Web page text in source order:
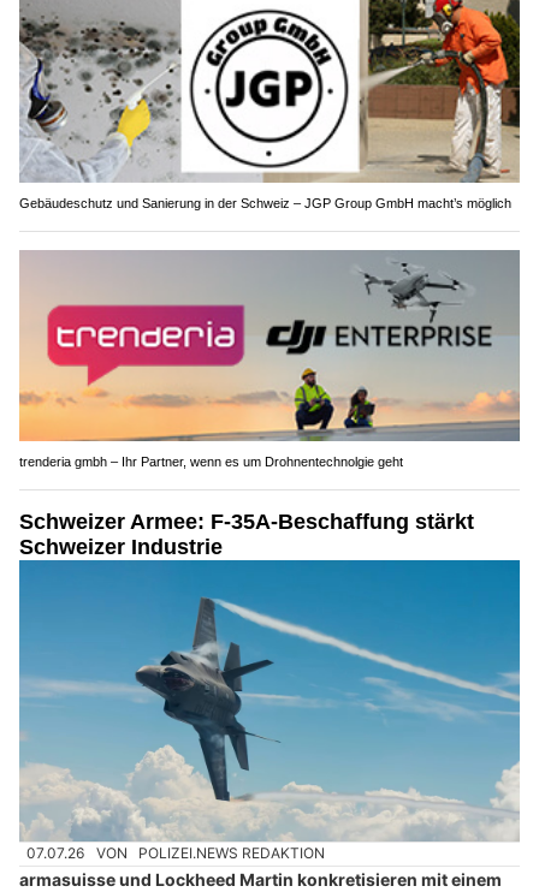
Gebäudeschutz und Sanierung in der Schweiz – JGP Group GmbH macht’s möglich
trenderia gmbh – Ihr Partner, wenn es um Drohnentechnolgie geht
Schweizer Armee: F-35A-Beschaffung stärkt
Schweizer Industrie
07.07.26 VON POLIZEI.NEWS REDAKTION
armasuisse und Lockheed Martin konkretisieren mit einem